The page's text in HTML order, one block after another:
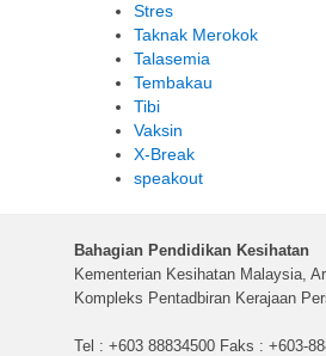
Stres
Taknak Merokok
Talasemia
Tembakau
Tibi
Vaksin
X-Break
speakout
Bahagian Pendidikan Kesihatan
Kementerian Kesihatan Malaysia,
Kompleks Pentadbiran Kerajaan
Tel : +603 88834500 Faks : +603-